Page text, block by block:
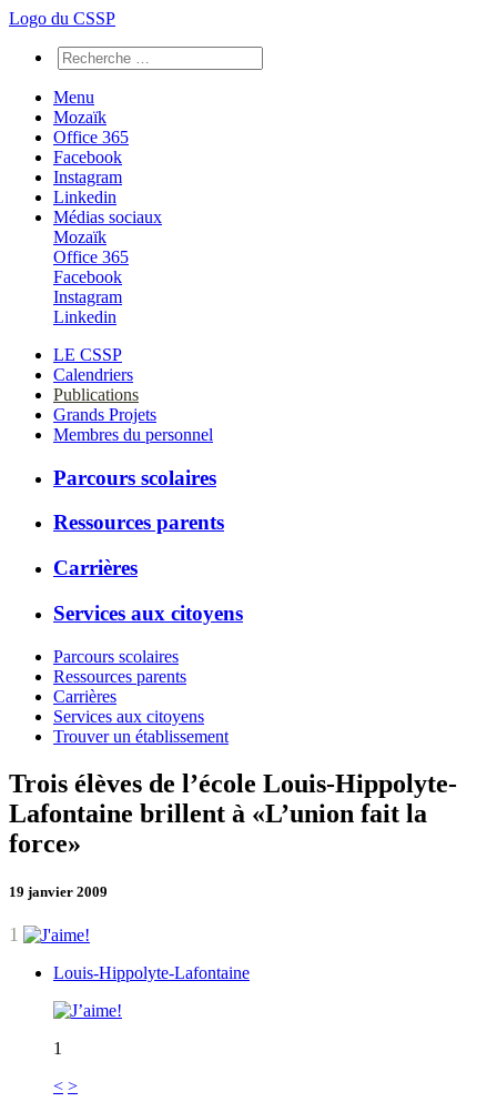
Logo du CSSP
Menu
Mozaïk
Office 365
Facebook
Instagram
Linkedin
Médias sociaux
Mozaïk
Office 365
Facebook
Instagram
Linkedin
LE CSSP
Calendriers
Publications
Grands Projets
Membres du personnel
Parcours scolaires
Ressources parents
Carrières
Services aux citoyens
Parcours scolaires
Ressources parents
Carrières
Services aux citoyens
Trouver un établissement
Trois élèves de l’école Louis-Hippolyte-
Lafontaine brillent à «L’union fait la
force»
19 janvier 2009
1
Louis-Hippolyte-Lafontaine
1
< >